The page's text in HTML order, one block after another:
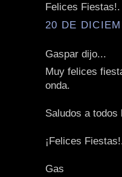
Felices Fiestas!.
20 DE
Gaspar dijo...
Muy felices
onda.
Saludos a todos
¡Felices
Gas